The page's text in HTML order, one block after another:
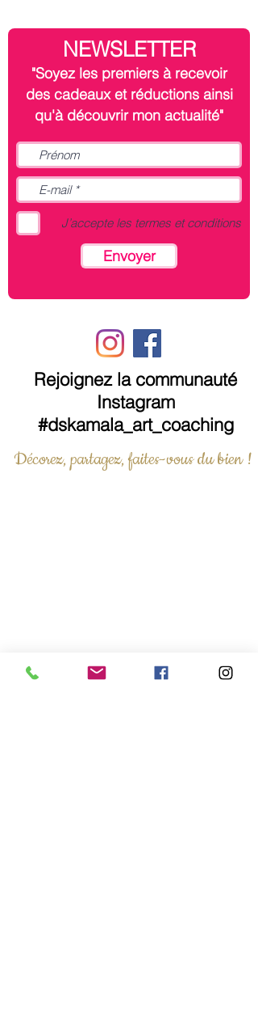
NEWSLETTER
"Soyez les premiers à recevoir
des cadeaux et réductions ainsi
qu'à découvrir mon actualité"
J’accepte les termes et conditions
Envoyer
Rejoignez la communauté
Instagram
#dskamala_art_coaching
Décorez, partagez, faites-vous du bien !